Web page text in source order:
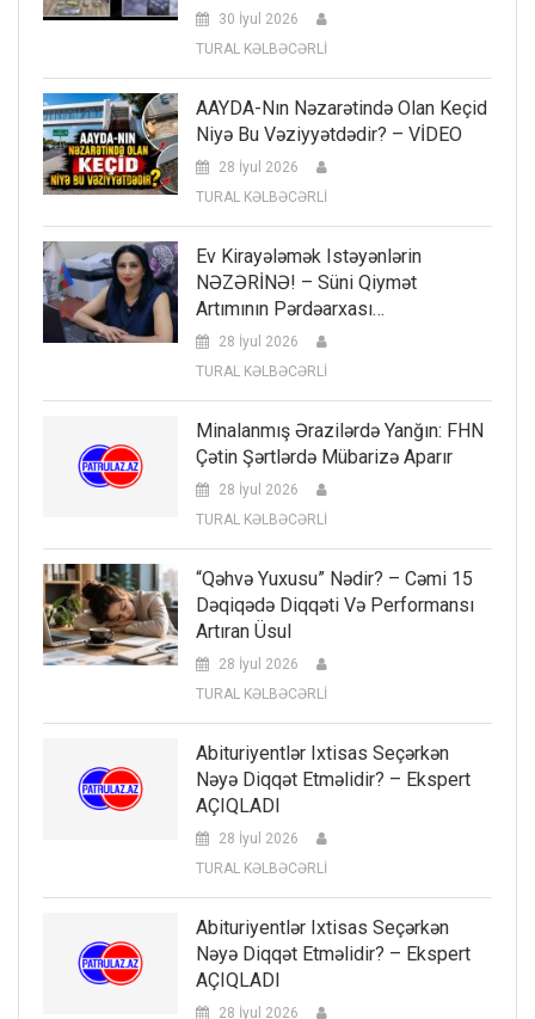
30 İyul 2026
TURAL KƏLBƏCƏRLİ
AAYDA-Nın Nəzarətində Olan Keçid
Niyə Bu Vəziyyətdədir? – VİDEO
28 İyul 2026
TURAL KƏLBƏCƏRLİ
Ev Kirayələmək Istəyənlərin
NƏZƏRİNƏ! – Süni Qiymət
Artımının Pərdəarxası…
28 İyul 2026
TURAL KƏLBƏCƏRLİ
Minalanmış Ərazilərdə Yanğın: FHN
Çətin Şərtlərdə Mübarizə Aparır
28 İyul 2026
TURAL KƏLBƏCƏRLİ
“Qəhvə Yuxusu” Nədir? – Cəmi 15
Dəqiqədə Diqqəti Və Performansı
Artıran Üsul
28 İyul 2026
TURAL KƏLBƏCƏRLİ
Abituriyentlər Ixtisas Seçərkən
Nəyə Diqqət Etməlidir? – Ekspert
AÇIQLADI
28 İyul 2026
TURAL KƏLBƏCƏRLİ
Abituriyentlər Ixtisas Seçərkən
Nəyə Diqqət Etməlidir? – Ekspert
AÇIQLADI
28 İyul 2026